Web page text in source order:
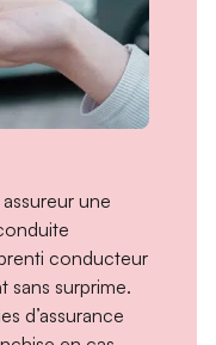
assureur une
conducteur
sans surprime.
d’assurance